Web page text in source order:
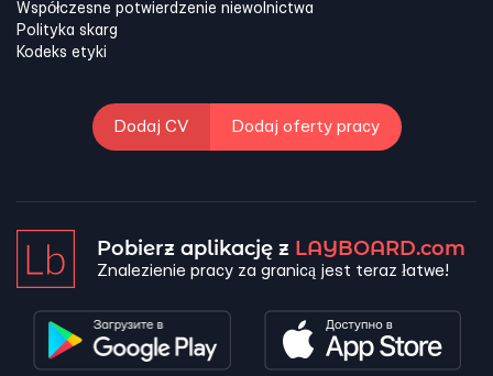
Współczesne potwierdzenie niewolnictwa
Polityka skarg
Kodeks etyki
Dodaj CV Dodaj oferty pracy
Pobierz aplikację z LAYBOARD.com
Znalezienie pracy za granicą jest teraz łatwe!